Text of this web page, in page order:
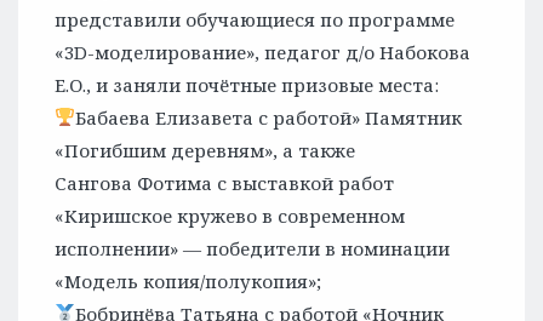
представили обучающиеся по программе
«3D-моделирование», педагог д/о Набокова
Е.О., и заняли почётные призовые места:
Бабаева Елизавета с работой» Памятник
«Погибшим деревням», а также
Сангова Фотима с выставкой работ
«Киришское кружево в современном
исполнении» — победители в номинации
«Модель копия/полукопия»;
Бобринёва Татьяна с работой «Ночник